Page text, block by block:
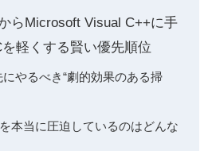
らMicrosoft Visual C++に手
軽くする賢い優先順位
やるべき“劇的効果のある掃
本当に圧迫しているのはどんな